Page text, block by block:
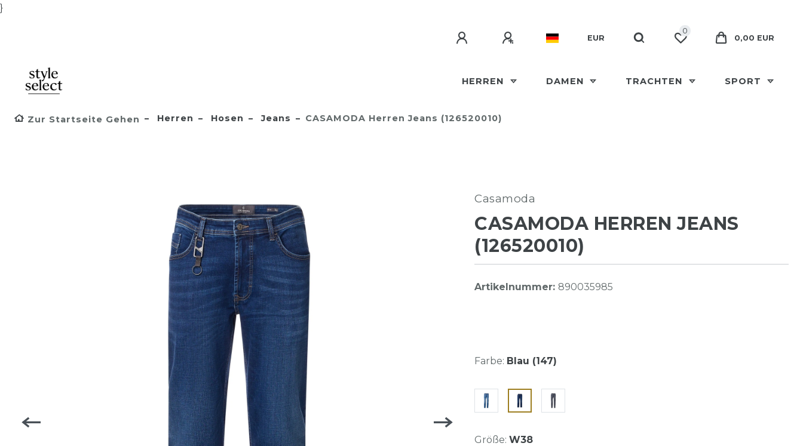
}
EUR
0
0,00 EUR
HERREN DAMEN TRACHTEN SPORT
Zur Startseite Gehen Herren Hosen Jeans CASAMODA Herren Jeans (126520010)
Casamoda
CASAMODA HERREN JEANS
(126520010)
Artikelnummer: 890035985
Farbe: Blau (147)
Größe: W38